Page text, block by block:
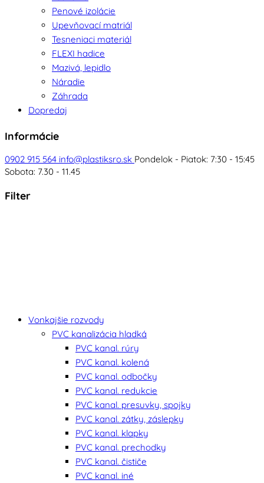
Penové izolácie
Upevňovací matriál
Tesneniaci materiál
FLEXI hadice
Mazivá, lepidlo
Náradie
Záhrada
Dopredaj
Informácie
0902 915 564 info@plastiksro.sk Pondelok - Piatok: 7:30 - 15:45
Sobota: 7.30 - 11.45
Filter
Vonkajšie rozvody
PVC kanalizácia hladká
PVC kanal. rúry
PVC kanal. kolená
PVC kanal. odbočky
PVC kanal. redukcie
PVC kanal. presuvky, spojky
PVC kanal. zátky, záslepky
PVC kanal. klapky
PVC kanal. prechodky
PVC kanal. čističe
PVC kanal. iné